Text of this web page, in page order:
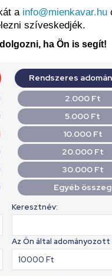
a info@mienkavar.hu
szíveskedjék.
ha Ön is segít!